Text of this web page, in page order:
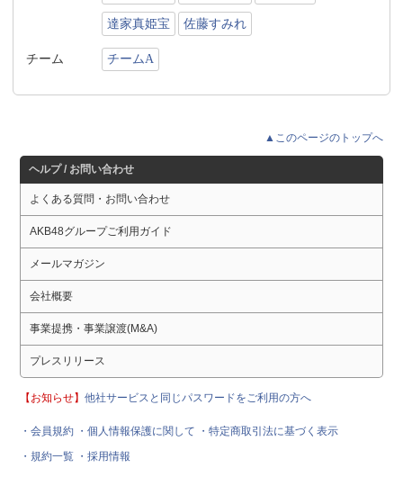
達家真姫宝 佐藤すみれ
チーム チームA
▲このページのトップへ
ヘルプ / お問い合わせ
よくある質問・お問い合わせ
AKB48グループご利用ガイド
メールマガジン
会社概要
事業提携・事業譲渡(M&A)
プレスリリース
【お知らせ】他社サービスと同じパスワードをご利用の方へ
・会員規約 ・個人情報保護に関して
・特定商取引法に基づく表示
・規約一覧 ・採用情報